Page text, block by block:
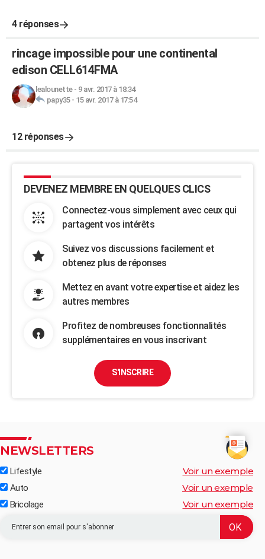
4 réponses
rincage impossible pour une continental
edison CELL614FMA
lealounette- 9 avr. 2017 à 18:34
papy35- 15 avr. 2017 à 17:54
12 réponses
DEVENEZ MEMBRE EN QUELQUES CLICS
Connectez-vous simplement avec ceux qui
partagent vos intérêts
Suivez vos discussions facilement et
obtenez plus de réponses
Mettez en avant votre expertise et aidez les
autres membres
Profitez de nombreuses fonctionnalités
supplémentaires en vous inscrivant
S'INSCRIRE
NEWSLETTERS
Lifestyle Voir un exemple
Auto Voir un exemple
Bricolage Voir un exemple